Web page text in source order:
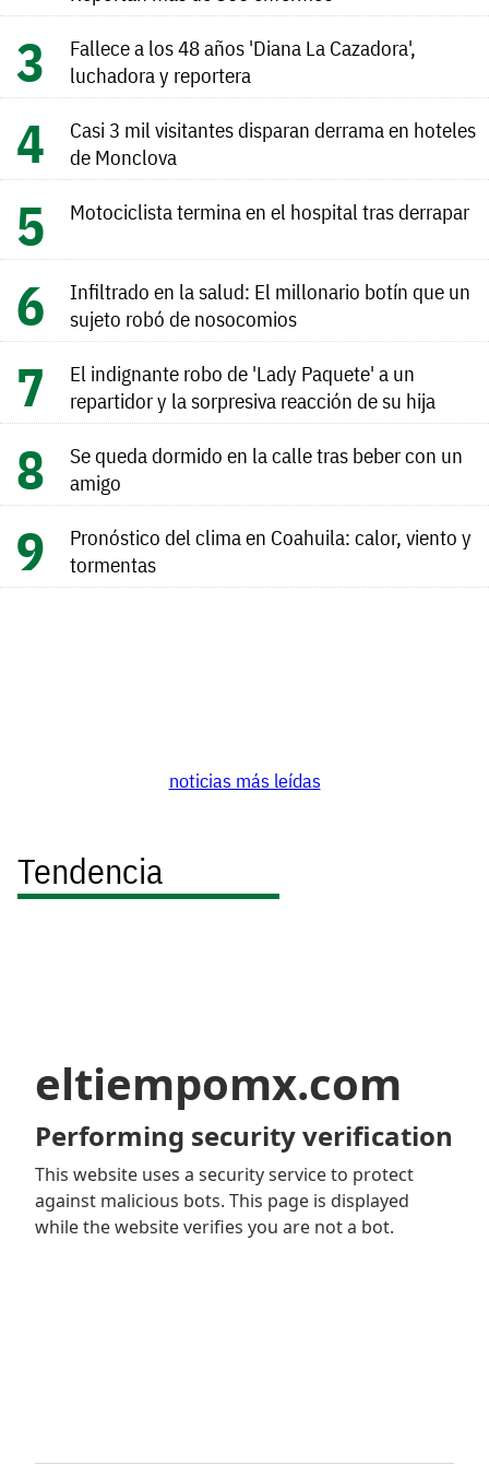
Fallece a los 48 años 'Diana La Cazadora',
luchadora y reportera
Casi 3 mil visitantes disparan derrama en hoteles
de Monclova
Motociclista termina en el hospital tras derrapar
Infiltrado en la salud: El millonario botín que un
sujeto robó de nosocomios
El indignante robo de 'Lady Paquete' a un
repartidor y la sorpresiva reacción de su hija
Se queda dormido en la calle tras beber con un
amigo
Pronóstico del clima en Coahuila: calor, viento y
tormentas
noticias más leídas
Tendencia